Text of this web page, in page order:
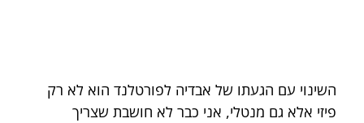
השינוי עם הגעתו של אבדיה לפורטלנד הוא לא רק
פיזי אלא גם מנטלי, אני כבר לא חושבת שצריך